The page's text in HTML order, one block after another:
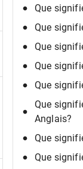
Que
Que
Que
Que
Que
Que
Anglais?
Que
Que